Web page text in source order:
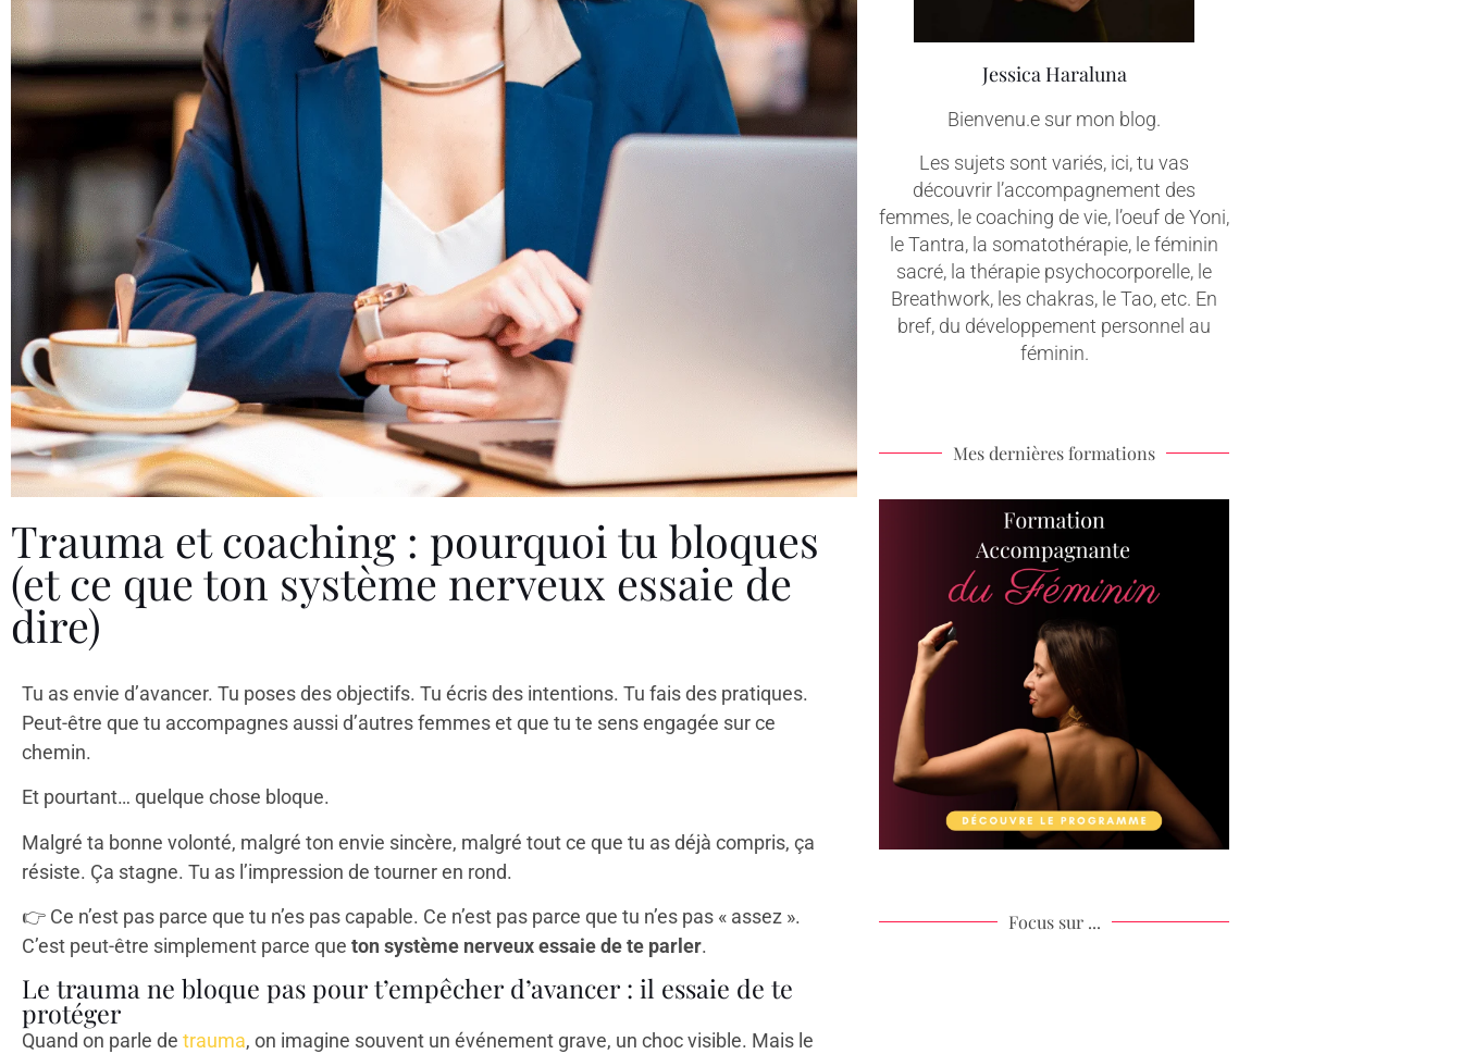
Trauma et coaching : pourquoi tu bloques
(et ce que ton système nerveux essaie de
dire)
Tu as envie d’avancer. Tu poses des objectifs. Tu écris des intentions. Tu fais des pratiques.
Peut-être que tu accompagnes aussi d’autres femmes et que tu te sens engagée sur ce
chemin.
Et pourtant… quelque chose bloque.
Malgré ta bonne volonté, malgré ton envie sincère, malgré tout ce que tu as déjà compris, ça
résiste. Ça stagne. Tu as l’impression de tourner en rond.
👉 Ce n’est pas parce que tu n’es pas capable. Ce n’est pas parce que tu n’es pas « assez ».
C’est peut-être simplement parce que ton système nerveux essaie de te parler.
Le trauma ne bloque pas pour t’empêcher d’avancer : il essaie de te
protéger
Quand on parle de trauma, on imagine souvent un événement grave, un choc visible. Mais le
Jessica Haraluna
Bienvenu.e sur mon blog.
Les sujets sont variés, ici, tu vas
découvrir l’accompagnement des
femmes, le coaching de vie, l’oeuf de Yoni,
le Tantra, la somatothérapie, le féminin
sacré, la thérapie psychocorporelle, le
Breathwork, les chakras, le Tao, etc. En
bref, du développement personnel au
féminin.
Mes dernières formations
Focus sur ...